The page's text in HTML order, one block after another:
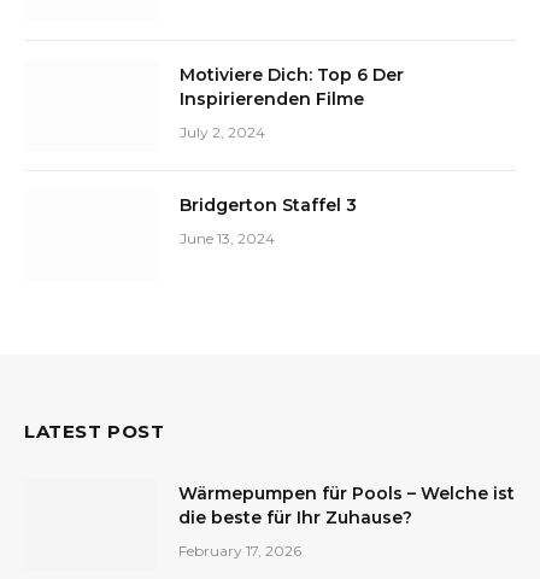
Motiviere Dich: Top 6 Der
Inspirierenden Filme
July 2, 2024
Bridgerton Staffel 3
June 13, 2024
LATEST POST
Wärmepumpen für Pools – Welche ist
die beste für Ihr Zuhause?
February 17, 2026